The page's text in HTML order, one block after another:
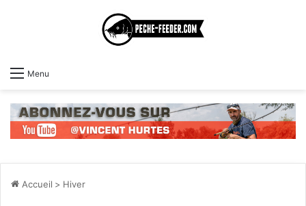
Menu
Accueil > Hiver